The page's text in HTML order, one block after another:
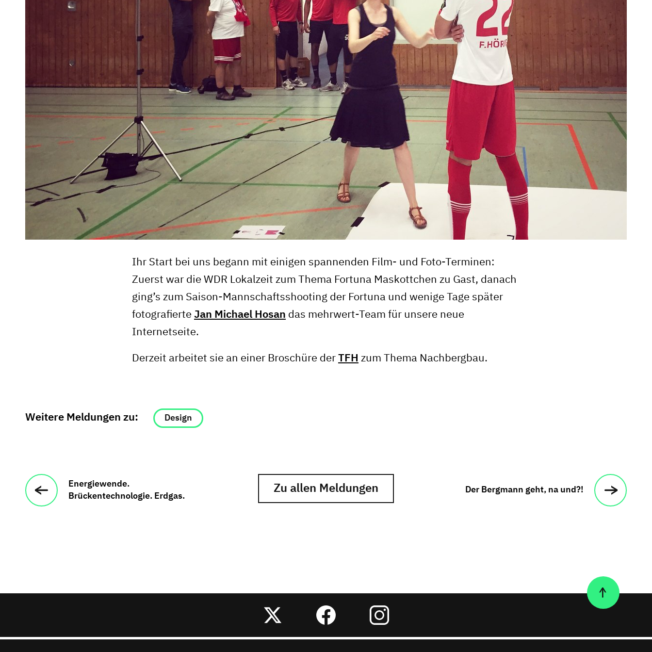
Olaf Schmidt-Wischhöfer
Entwickler
Kathrin Scholz
Senior Designerin
Tobias Stahn
Lead Developer
Reiner Sunkel
Leiter Digitalisierung & Beratung
Du?
Ihr Start bei uns begann mit einigen spannenden Film- und Foto-Terminen:
Zuerst war die WDR Lokalzeit zum Thema Fortuna Maskottchen zu Gast, danach
ging’s zum Saison-Mannschaftsshooting der Fortuna und wenige Tage später
fotografierte Jan Michael Hosan das mehrwert-Team für unsere neue
Internetseite.
Derzeit arbeitet sie an einer Broschüre der TFH zum Thema Nachbergbau.
Weitere Meldungen zu: Design
Energiewende.
Brückentechnologie. Erdgas.
Zu allen Meldungen Der Bergmann geht, na und?!
Nach
Twitter Facebook Instagram